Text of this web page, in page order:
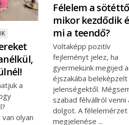
a
olyan
Félelem a
mikor kezdődik
mi a teendő?
Voltaképp pozitív
fejleményt jelez, ha
gyermekünk megijed
éjszakába beleképzelt
jelenségektől.
szabad félvállról venni
dolgot. A félelemérzet
megjelenése